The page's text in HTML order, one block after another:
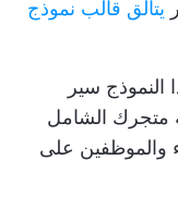
يتألق قالب نموذج
سير
متجرك الشامل
والموظفين على